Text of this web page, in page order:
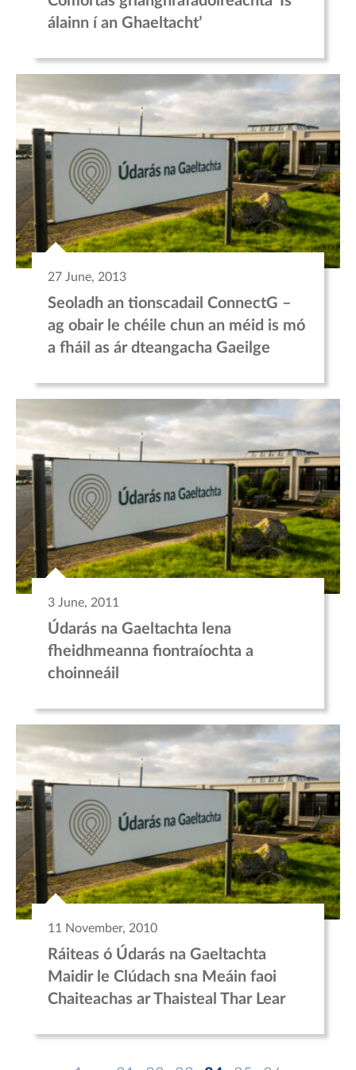
álainn í an Ghaeltacht’
27 June, 2013
Seoladh an tionscadail ConnectG –
ag obair le chéile chun an méid is mó
a fháil as ár dteangacha Gaeilge
3 June, 2011
Údarás na Gaeltachta lena
fheidhmeanna fiontraíochta a
choinneáil
11 November, 2010
Ráiteas ó Údarás na Gaeltachta
Maidir le Clúdach sna Meáin faoi
Chaiteachas ar Thaisteal Thar Lear